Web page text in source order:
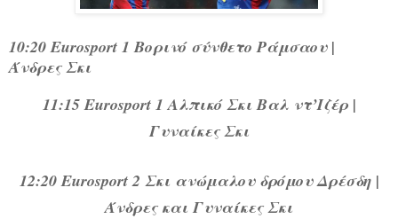
10:20 Eurosport 1 Βορινό σύνθετο Ράμσαου |
Άνδρες Σκι
11:15 Eurosport 1 Αλπικό Σκι Βαλ ντ’Ιζέρ |
Γυναίκες Σκι
12:20 Eurosport 2 Σκι ανώμαλου δρόμου Δρέσδη |
Άνδρες και Γυναίκες Σκι